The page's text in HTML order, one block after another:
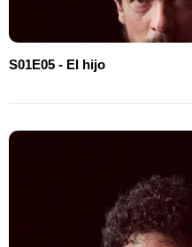
S01E05 - El hijo